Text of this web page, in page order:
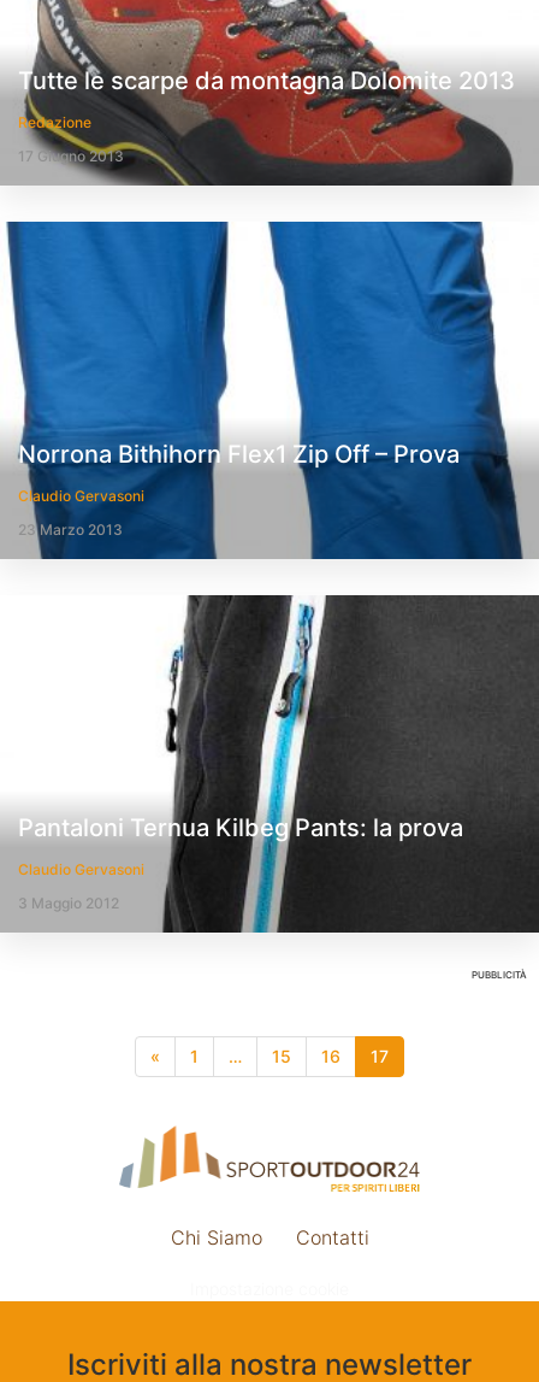
Tutte le scarpe da montagna Dolomite 2013
Redazione
17 Giugno 2013
Norrona Bithihorn Flex1 Zip Off – Prova
Claudio Gervasoni
23 Marzo 2013
Pantaloni Ternua Kilbeg Pants: la prova
Claudio Gervasoni
3 Maggio 2012
PUBBLICITÀ
« 1 … 15 16 17
Chi Siamo Contatti
Iscriviti alla nostra newsletter